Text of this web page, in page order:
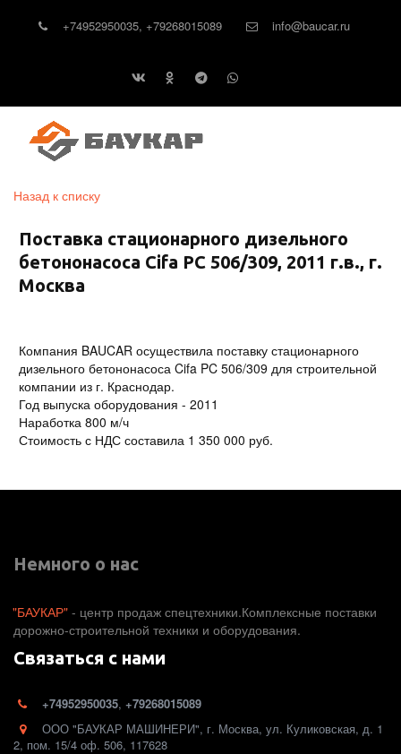
+74952950035, +79268015089 info@baucar.ru
Назад к списку
Поставка стационарного дизельного
бетононасоса Cifa PC 506/309, 2011 г.в., г.
Москва
Компания BAUCAR осуществила поставку стационарного
дизельного бетононасоса Cifa PC 506/309 для строительной
компании из г. Краснодар.
Год выпуска оборудования - 2011
Наработка 800 м/ч
Стоимость с НДС составила 1 350 000 руб.
Немного о нас
"БАУКАР" - центр продаж спецтехники.Комплексные поставки
дорожно-строительной техники и оборудования.
Связаться с нами
+74952950035, +79268015089
ООО "БАУКАР МАШИНЕРИ", г. Москва, ул. Куликовская, д. 1
2, пом. 15/4 оф. 506, 117628